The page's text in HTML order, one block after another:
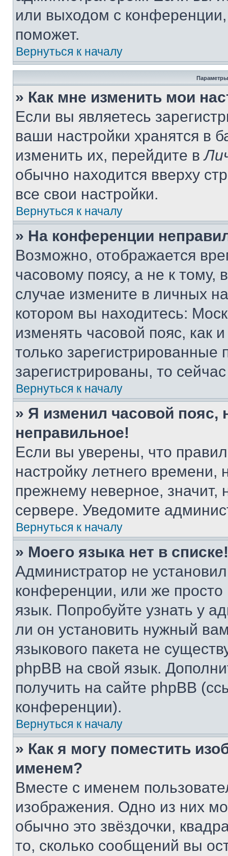
или выходом с
поможет.
Вернуться к началу
Параметры
» Как мне изменить мои
Если вы являетесь
ваши настройки хранятся в
изменить их, перейдите в
обычно находится вверху
все свои настройки.
Вернуться к началу
» На конференции
Возможно, отображается
часовому поясу, а не к тому,
случае измените в личных
котором вы находитесь:
изменять часовой пояс, как
только
зарегистрированы, то
Вернуться к началу
» Я изменил часовой пояс,
неправильное!
Если вы уверены, что
настройку летнего
прежнему неверное, значит,
сервере. Уведомите
Вернуться к началу
» Моего языка нет в списке!
Администратор не
конференции, или же
язык. Попробуйте узнать у
ли он установить нужный
языкового пакета не
phpBB на свой язык.
получить на сайте phpBB
конференции).
Вернуться к началу
» Как я могу поместить
именем?
Вместе с именем
изображения. Одно из них
обычно это звёздочки,
то, сколько сообщений вы